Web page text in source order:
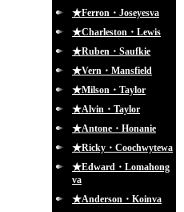
★Ferron・Joseyesva
★Charleston・Lewis
★Ruben・Saufkie
★Vern・Mansfield
★Milson・Taylor
★Alvin・Taylor
★Antone・Honanie
★Ricky・Coochwytewa
★Edward・Lomahong
va
★Anderson・Koinva